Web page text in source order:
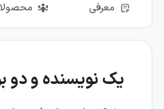
معرفی
یک نویسنده و دو